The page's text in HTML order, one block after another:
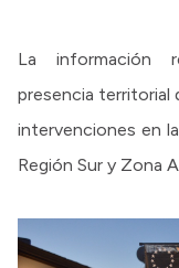
La información
presencia territorial
intervenciones en
Región Sur y Zona